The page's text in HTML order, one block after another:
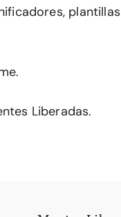
Liberadas.